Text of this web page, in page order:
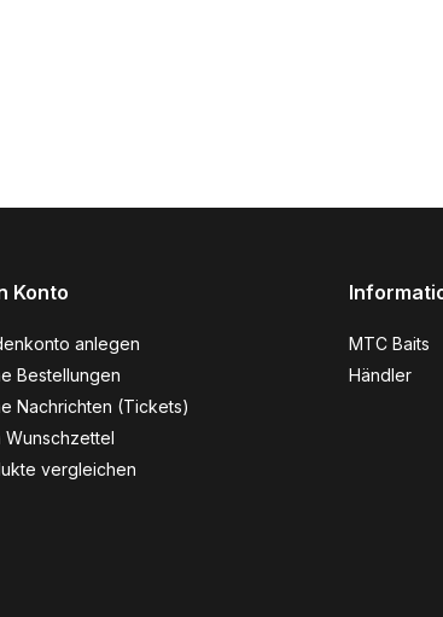
Konto
anlegen
Bestellungen
Nachrichten (Tickets)
Wunschzettel
vergleichen
MTC Baits
Händler